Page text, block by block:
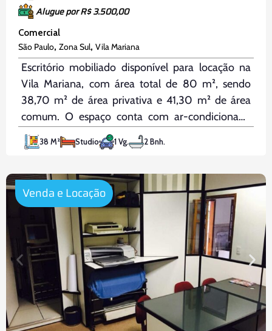
Alugue por R$ 3.500,00
Comercial
São Paulo, Zona Sul, Vila Mariana
Escritório mobiliado disponível para locação na
Vila Mariana, com área total de 80 m², sendo
38,70 m² de área privativa e 41,30 m² de área
comum. O espaço conta com ar-condicionado
Split novo, dois banheiros, copa equipada com
geladeira e uma vaga de garagem, além de
38 M² Studio 1 Vg. 2 Bnh.
Venda e Locação